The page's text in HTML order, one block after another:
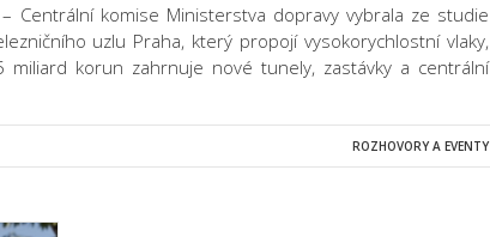
Centrální komise Ministerstva dopravy vybrala ze studie
uzlu Praha, který propojí vysokorychlostní vlaky,
korun zahrnuje nové tunely, zastávky a centrální
ROZHOVORY A EVENTY